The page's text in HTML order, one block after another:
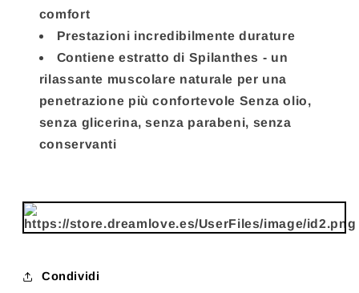
comfort
Prestazioni incredibilmente durature
Contiene estratto di Spilanthes - un
rilassante muscolare naturale per una
penetrazione più confortevole Senza olio,
senza glicerina, senza parabeni, senza
conservanti
Condividi